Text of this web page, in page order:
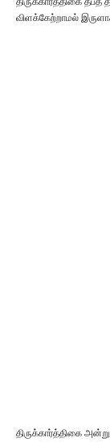
விளக்கேற்றாமல்
திருக்கார்த்திகை